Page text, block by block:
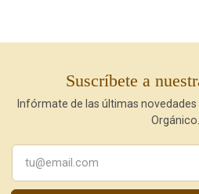
Suscríbete a
Infórmate de las últimas novedades
Orgánico.